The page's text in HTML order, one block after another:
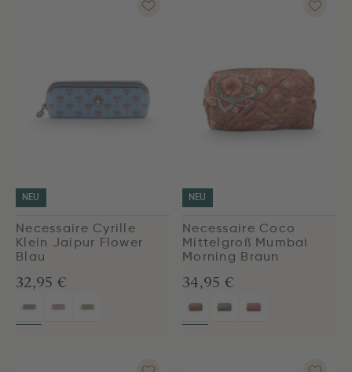
NEU
Necessaire Cyrille
Klein Jaipur Flower
Blau
32,95 €
NEU
Necessaire Coco
Mittelgroß Mumbai
Morning Braun
34,95 €